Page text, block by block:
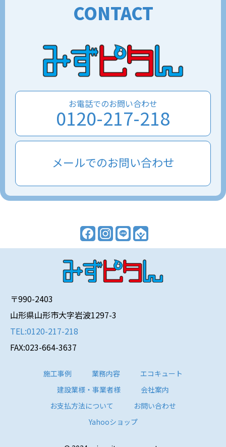
CONTACT
お電話でのお問い合わせ
0120-217-218
メールでのお問い合わせ
〒990-2403
山形県山形市大字岩波1297-3
TEL:0120-217-218
FAX:023-664-3637
施工事例 業務内容
エコキュート
建設業様・事業者様
会社案内
お支払方法について
お問い合わせ
Yahooショップ